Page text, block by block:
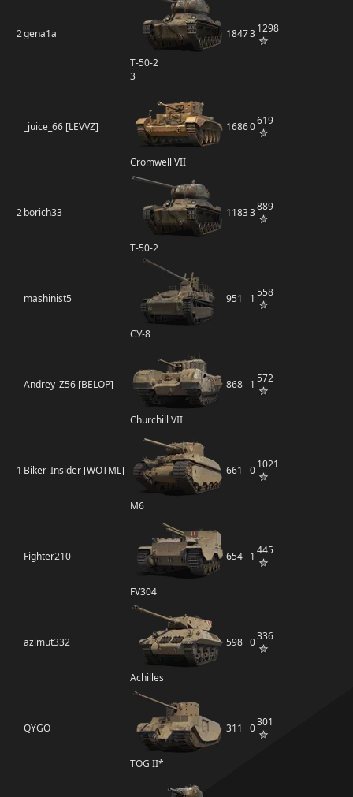
2gena1a
Т-50-2
3
184731298
_juice_66 [LEVVZ]
Cromwell VII
16860619
2borich33
Т-50-2
11833889
mashinist5
СУ-8
951 1 558
Andrey_Z56 [BELOP]
Churchill VII
868 1 572
1 Biker_Insider [WOTML]
M6
661 01021
Fighter210
FV304
654 1 445
azimut332
Achilles
598 0336
QYGO
TOG II*
311 0301